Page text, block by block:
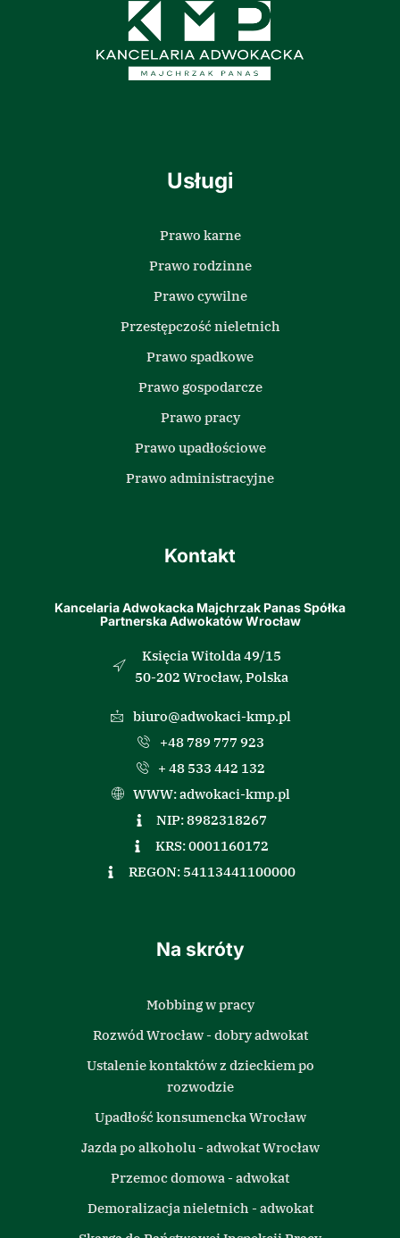
Usługi
Prawo karne
Prawo rodzinne
Prawo cywilne
Przestępczość nieletnich
Prawo spadkowe
Prawo gospodarcze
Prawo pracy
Prawo upadłościowe
Prawo administracyjne
Kontakt
Kancelaria Adwokacka Majchrzak Panas Spółka
Partnerska Adwokatów Wrocław
Księcia Witolda 49/15
50-202 Wrocław, Polska
biuro@adwokaci-kmp.pl
+48 789 777 923
+ 48 533 442 132
WWW: adwokaci-kmp.pl
NIP: 8982318267
KRS: 0001160172
REGON: 54113441100000
Na skróty
Mobbing w pracy
Rozwód Wrocław - dobry adwokat
Ustalenie kontaktów z dzieckiem po
rozwodzie
Upadłość konsumencka Wrocław
Jazda po alkoholu - adwokat Wrocław
Przemoc domowa - adwokat
Demoralizacja nieletnich - adwokat